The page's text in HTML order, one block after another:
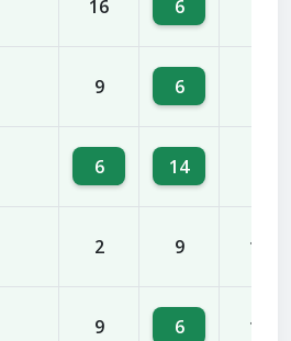
16 6
9 6
6 14
2 9 16
9 6 10